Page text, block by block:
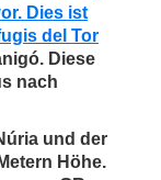
Dies ist
del Tor
Diese
nach
und der
Höhe.